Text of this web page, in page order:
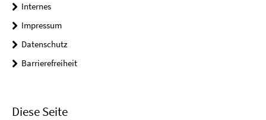
Internes
Impressum
Datenschutz
Barrierefreiheit
Diese Seite